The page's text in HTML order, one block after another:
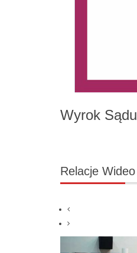
Wyrok Sądu
Relacje Wideo